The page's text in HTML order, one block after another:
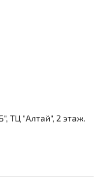
ТЦ "Алтай", 2 этаж.